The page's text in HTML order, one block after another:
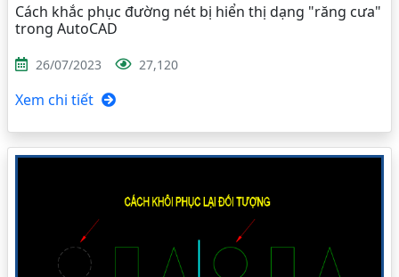
Cách khắc phục đường nét bị hiển thị dạng "răng cưa"
trong AutoCAD
26/07/2023 27,120
Xem chi tiết